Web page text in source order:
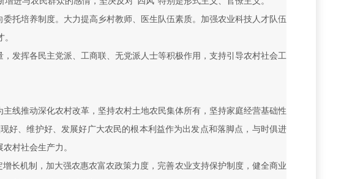
托培养制度。大力提高乡村教师、医生队伍素质。加强农业科技人才队伍
发挥各民主党派、工商联、无党派人士等积极作用，支持引导农村社会工
线推动深化农村改革，坚持农村土地农民集体所有，坚持家庭经营基础性
好、维护好、发展好广大农民的根本利益作为出发点和落脚点，与时俱进
村社会生产力。
长机制，加大强农惠农富农政策力度，完善农业支持保护制度，健全商业